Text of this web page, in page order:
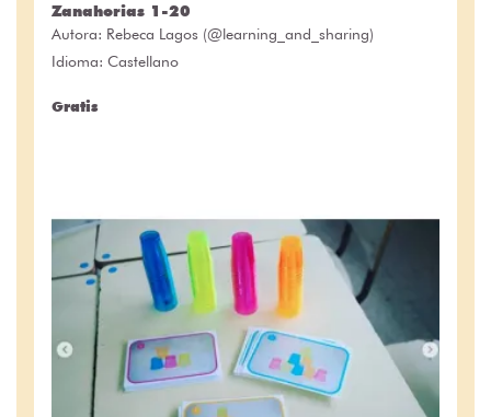
Zanahorias 1-20
Autora: Rebeca Lagos (@learning_and_sharing)
Idioma: Castellano
Gratis